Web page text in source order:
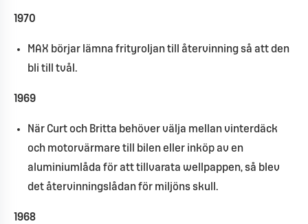
1970
MAX börjar lämna frityroljan till återvinning så att den
bli till tvål.
1969
När Curt och Britta behöver välja mellan vinterdäck
och motorvärmare till bilen eller inköp av en
aluminiumlåda för att tillvarata wellpappen, så blev
det återvinningslådan för miljöns skull.
1968